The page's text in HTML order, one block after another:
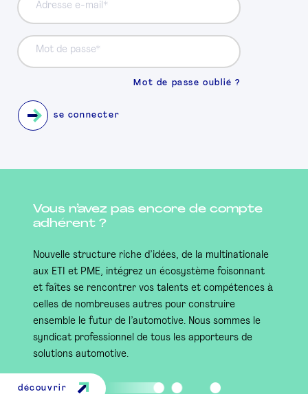
Adresse e-mail
Mot de passe
Mot de passe oublié ?
se connecter
Vous n’avez pas encore de compte
adhérent ?
Nouvelle structure riche d’idées, de la multinationale
aux ETI et PME, intégrez un écosystème foisonnant
et faîtes se rencontrer vos talents et compétences à
celles de nombreuses autres pour construire
ensemble le futur de l’automotive. Nous sommes le
syndicat professionnel de tous les apporteurs de
solutions automotive.
découvrir